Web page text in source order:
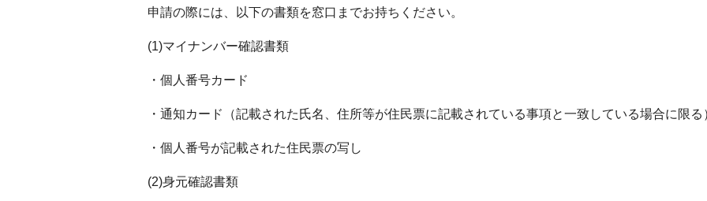
申請の際には、以下の書類を窓口までお持ちください。
(1)マイナンバー確認書類
・個人番号カード
・通知カード（記載された氏名、住所等が住民票に記載されている事項と一致している場合に限る
・個人番号が記載された住民票の写し
(2)身元確認書類